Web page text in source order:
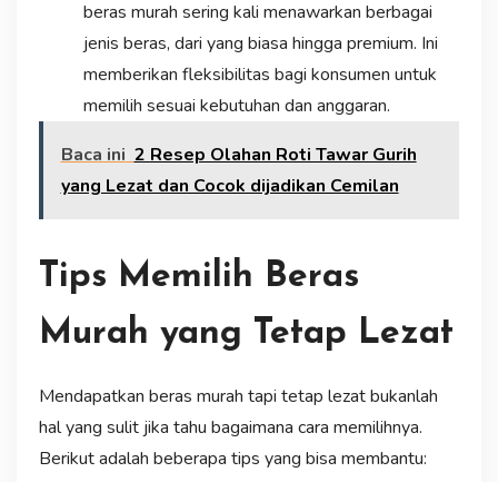
beras murah sering kali menawarkan berbagai
jenis beras, dari yang biasa hingga premium. Ini
memberikan fleksibilitas bagi konsumen untuk
memilih sesuai kebutuhan dan anggaran.
Baca ini 2 Resep Olahan Roti Tawar Gurih
yang Lezat dan Cocok dijadikan Cemilan
Tips Memilih Beras
Murah yang Tetap Lezat
Mendapatkan beras murah tapi tetap lezat bukanlah
hal yang sulit jika tahu bagaimana cara memilihnya.
Berikut adalah beberapa tips yang bisa membantu: